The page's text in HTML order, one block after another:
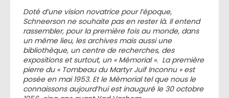
Doté d’une vision novatrice pour l’époque,
Schneerson ne souhaite pas en rester là. Il entend
rassembler, pour la première fois au monde, dans
un même lieu, les archives mais aussi une
bibliothèque, un centre de recherches, des
expositions et surtout, un « Mémorial ». La première
pierre du « Tombeau du Martyr Juif Inconnu » est
posée en mai 1953. Et le Mémorial tel que nous le
connaissons aujourd’hui est inauguré le 30 octobre